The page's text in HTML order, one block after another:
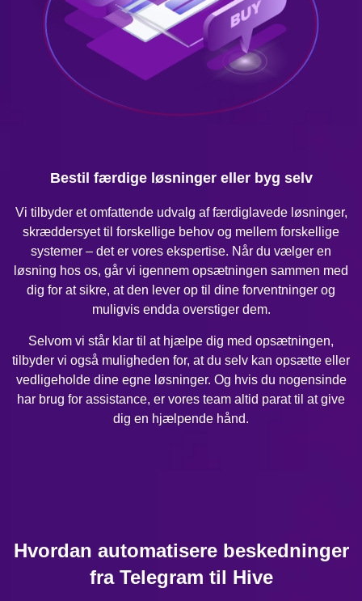
Bestil færdige løsninger eller byg selv
Vi tilbyder et omfattende udvalg af færdiglavede løsninger,
skræddersyet til forskellige behov og mellem forskellige
systemer – det er vores ekspertise. Når du vælger en
løsning hos os, går vi igennem opsætningen sammen med
dig for at sikre, at den lever op til dine forventninger og
muligvis endda overstiger dem.
Selvom vi står klar til at hjælpe dig med opsætningen,
tilbyder vi også muligheden for, at du selv kan opsætte eller
vedligeholde dine egne løsninger. Og hvis du nogensinde
har brug for assistance, er vores team altid parat til at give
dig en hjælpende hånd.
Hvordan automatisere beskedninger
fra Telegram til Hive